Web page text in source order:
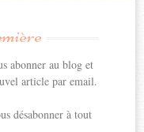
abonner au blog et
article par email.
désabonner à tout